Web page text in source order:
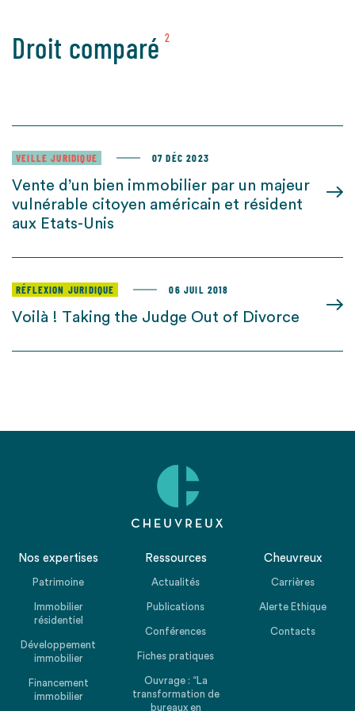
Droit comparé 2
VEILLE JURIDIQUE 07 DÉC 2023
Vente d’un bien immobilier par un majeur
vulnérable citoyen américain et résident
aux Etats-Unis
RÉFLEXION JURIDIQUE 06 JUIL 2018
Voilà ! Taking the Judge Out of Divorce
Nos expertises
Patrimoine
Immobilier
résidentiel
Développement
immobilier
Financement
immobilier
Ressources
Actualités
Publications
Conférences
Fiches pratiques
Ouvrage : “La
transformation de
bureaux en
Cheuvreux
Carrières
Alerte Ethique
Contacts